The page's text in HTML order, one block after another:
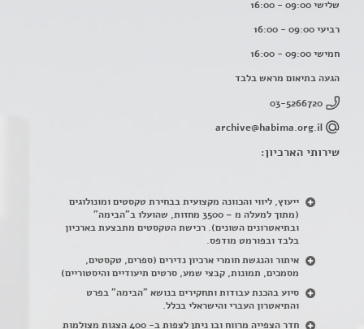
שלישי 09:00 - 16:00
רביעי 09:00 - 16:00
חמישי 09:00 - 16:00
הגעה בתיאום מראש בלבד
03-5266720
archive@habima.org.il
שירותי הארכיון:
ייעוץ, ליווי והכוונה מקצועית בבחירת טקסטים ומונולוגים
(מתוך למעלה מ – 3500 מחזות, שהועלו ב"הבימה"
ובתיאטרונים השונים). רכישת הטקסטים מתבצעת בארכיון
בלבד ובפורמט מודפס.
איתור והנגשת חומרי ארכיון נדירים (ספרים, טקסטים,
מסמכים, תמונות, קבצי שמע, סרטים תיעודיים והיסטוריים)
סיוע בהכנת עבודות ותחקירים בנושא "הבימה" בפרט
והתיאטרון העברי והישראלי בכלל.
חדר הצפייה מרווח ובו ניתן לצפות ב- 400 הצגות מצולמות